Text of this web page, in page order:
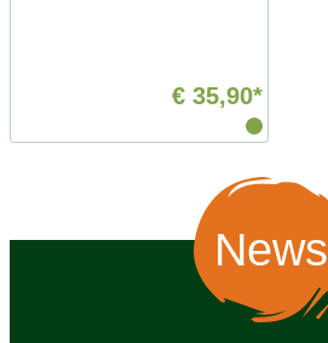
€ 35,90*
News